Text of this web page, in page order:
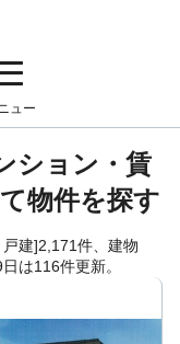
ュー
ション・賃
物件を探す
建]2,171件、建物
は116件更新。